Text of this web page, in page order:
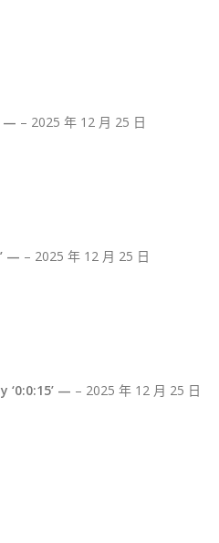
— – 2025 年 12 月 25 日
— – 2025 年 12 月 25 日
‘0:0:15’ — – 2025 年 12 月 25 日